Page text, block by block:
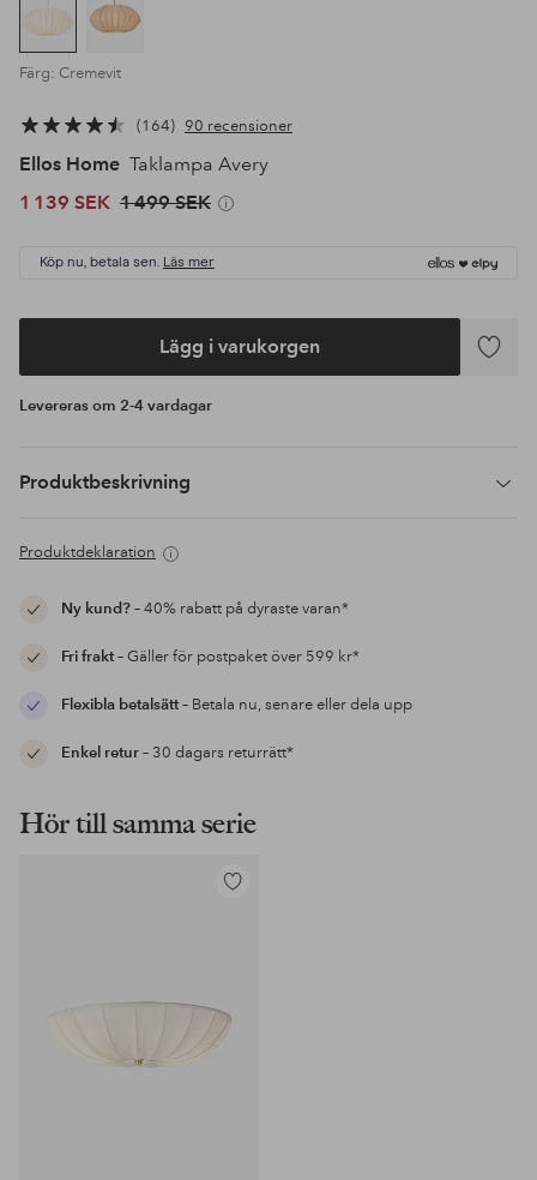
Färg: Cremevit
164 90 recensioner
Ellos Home Taklampa Avery
1 139 SEK 1 499 SEK
Köp nu, betala sen. Läs mer
Lägg i varukorgen
Lägg
Levereras om 2-4 vardagar
Produktbeskrivning
Produktdeklaration
Ny kund?– 40% rabatt på dyraste varan*
Fri frakt– Gäller för postpaket över 599 kr*
Flexibla betalsätt– Betala nu, senare eller dela upp
Enkel retur– 30 dagars returrätt*
Hör till samma serie
Lägg